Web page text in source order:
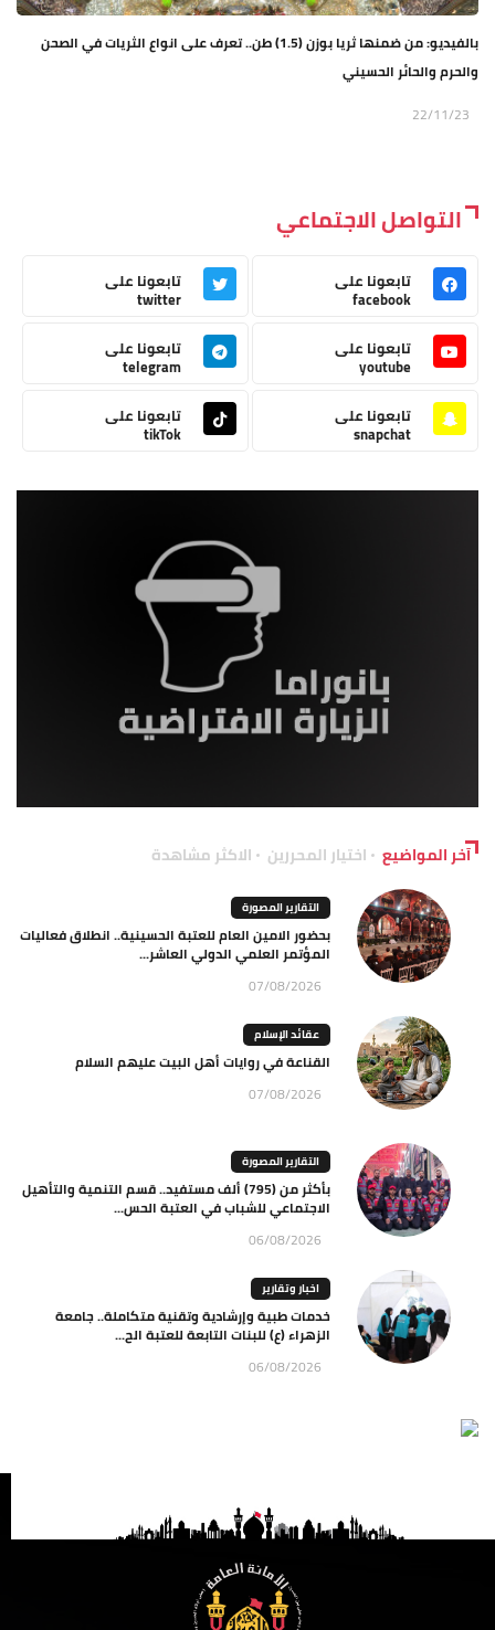
بالفيديو: من ضمنها ثريا بوزن (1.5) طن.. تعرف على انواع الثريات في الصحن
والحرم والحائر الحسيني
22/11/23
التواصل الاجتماعي
تابعونا على
facebook
تابعونا على
twitter
تابعونا على
youtube
تابعونا على
telegram
تابعونا على
snapchat
تابعونا على
tikTok
آخر المواضيع اختيار المحررين الاكثر مشاهدة
التقارير المصورة
بحضور الامين العام للعتبة الحسينية.. انطلاق فعاليات
المؤتمر العلمي الدولي العاشر...
07/08/2026
عقائد الإسلام
القناعة في روايات أهل البيت عليهم السلام
07/08/2026
التقارير المصورة
بأكثر من (795) ألف مستفيد.. قسم التنمية والتأهيل
الاجتماعي للشباب في العتبة الحس...
06/08/2026
اخبار وتقارير
خدمات طبية وإرشادية وتقنية متكاملة.. جامعة
الزهراء (ع) للبنات التابعة للعتبة الح...
06/08/2026